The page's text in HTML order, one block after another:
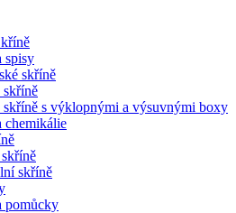
spisy
skříně
skříně
skříně s výklopnými a výsuvnými boxy
chemikálie
skříně
pomůcky